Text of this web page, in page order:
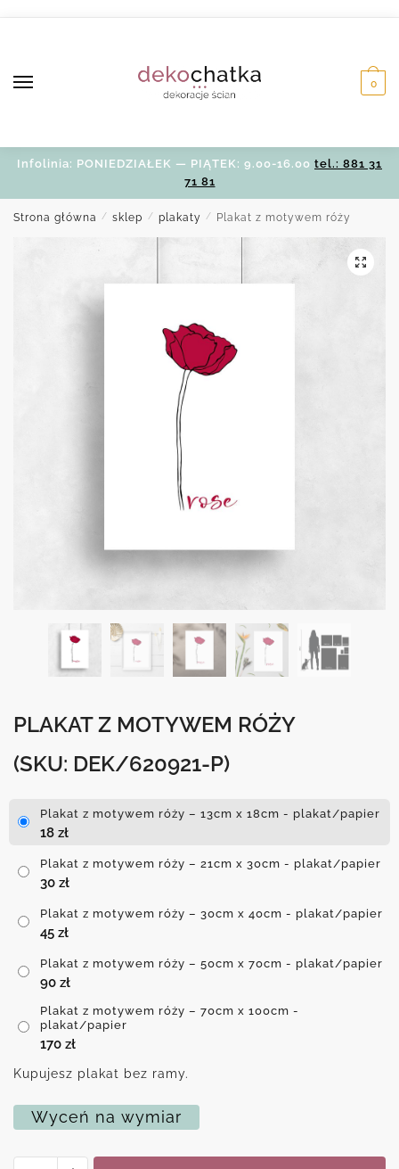
0
Infolinia: PONIEDZIAŁEK — PIĄTEK: 9.00-16.00 tel.: 881 31
71 81
Strona główna / sklep / plakaty / Plakat z motywem róży
PLAKAT Z MOTYWEM RÓŻY
(SKU: DEK/620921-P)
Plakat z motywem róży – 13cm x 18cm - plakat/papier
18 zł
Plakat z motywem róży – 21cm x 30cm - plakat/papier
30 zł
Plakat z motywem róży – 30cm x 40cm - plakat/papier
45 zł
Plakat z motywem róży – 50cm x 70cm - plakat/papier
90 zł
Plakat z motywem róży – 70cm x 100cm -
plakat/papier
170 zł
Kupujesz plakat bez ramy.
Wyceń na wymiar